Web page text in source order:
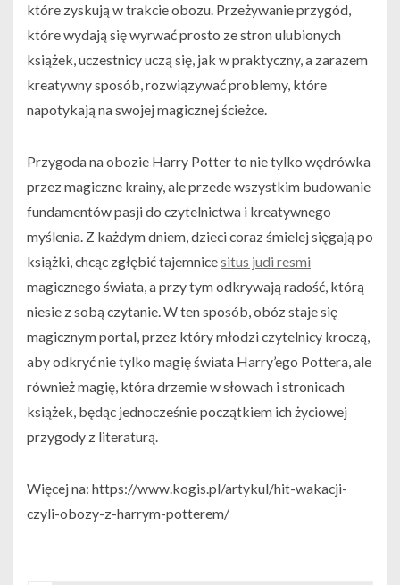
które zyskują w trakcie obozu. Przeżywanie przygód,
które wydają się wyrwać prosto ze stron ulubionych
książek, uczestnicy uczą się, jak w praktyczny, a zarazem
kreatywny sposób, rozwiązywać problemy, które
napotykają na swojej magicznej ścieżce.
Przygoda na obozie Harry Potter to nie tylko wędrówka
przez magiczne krainy, ale przede wszystkim budowanie
fundamentów pasji do czytelnictwa i kreatywnego
myślenia. Z każdym dniem, dzieci coraz śmielej sięgają po
książki, chcąc zgłębić tajemnicesitus judi resmi
magicznego świata, a przy tym odkrywają radość, którą
niesie z sobą czytanie. W ten sposób, obóz staje się
magicznym portal, przez który młodzi czytelnicy kroczą,
aby odkryć nie tylko magię świata Harry’ego Pottera, ale
również magię, która drzemie w słowach i stronicach
książek, będąc jednocześnie początkiem ich życiowej
przygody z literaturą.
Więcej na: https://www.kogis.pl/artykul/hit-wakacji-
czyli-obozy-z-harrym-potterem/